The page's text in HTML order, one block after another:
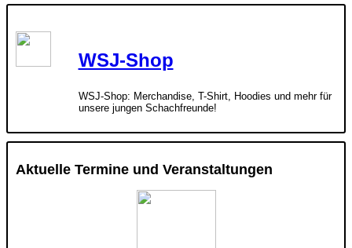
WSJ-Shop
WSJ-Shop: Merchandise, T-Shirt, Hoodies und mehr für
unsere jungen Schachfreunde!
Aktuelle Termine und Veranstaltungen